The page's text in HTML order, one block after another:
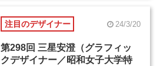
注目のデザイナー 24/3/20
第298回 三星安澄（グラフィッ
クデザイナー／昭和女子大学特